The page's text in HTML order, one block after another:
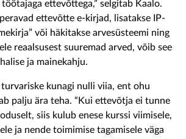
ettevõttega,” selgitab Kaalo.
ettevõtte e-kirjad, lisatakse IP-
või häkitakse arvesüsteemi ning
reaalsusest suuremad arved, võib see
ja mainekahju.
turvariske kunagi nulli viia, ent ohu
palju ära teha. “Kui ettevõtja ei tunne
siis kulub enese kurssi viimisele,
ja nende toimimise tagamisele väga